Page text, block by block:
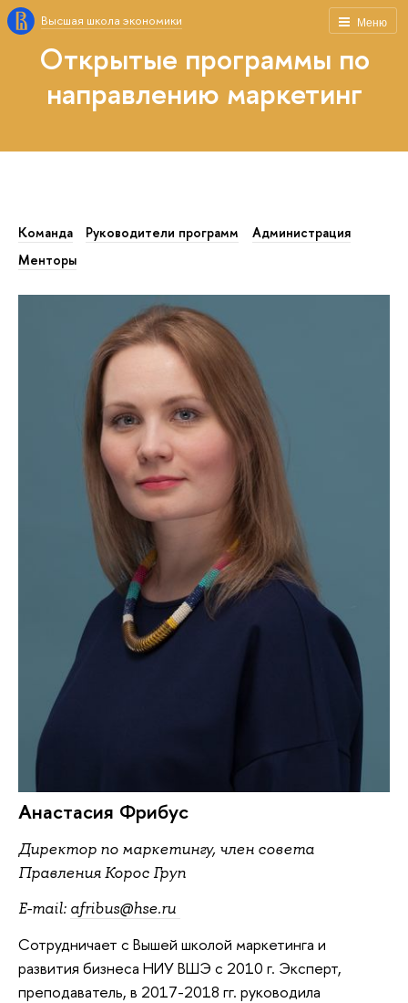
Меню
Высшая школа экономики
Открытые программы по
направлению маркетинг
Команда Руководители программ
Администрация
Менторы
Анастасия Фрибус
Директор по маркетингу, член совета
Правления Корос Груп
E-mail: afribus@hse.ru
Сотрудничает с Вышей школой маркетинга и
развития бизнеса НИУ ВШЭ с 2010 г. Эксперт,
преподаватель, в 2017-2018 гг. руководила